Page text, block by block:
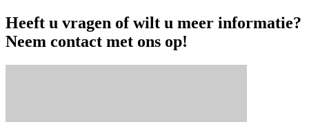
Heeft u vragen of wilt u meer informatie?
Neem contact met ons op!